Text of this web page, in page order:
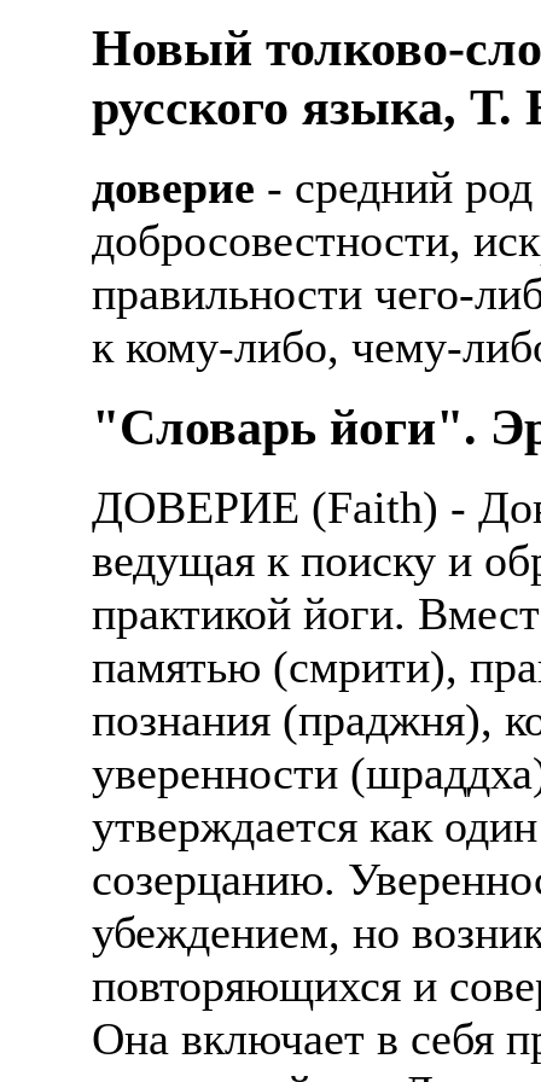
Новый толково-
русского языка,
доверие - средний
добросовестности,
правильности чего-
к кому-либо, чему-
"Словарь йоги".
ДОВЕРИЕ (Faith) -
ведущая к поиску и
практикой йоги.
памятью (смрити),
познания (праджня),
уверенности
утверждается как
созерцанию.
убеждением, но
повторяющихся и
Она включает в себя